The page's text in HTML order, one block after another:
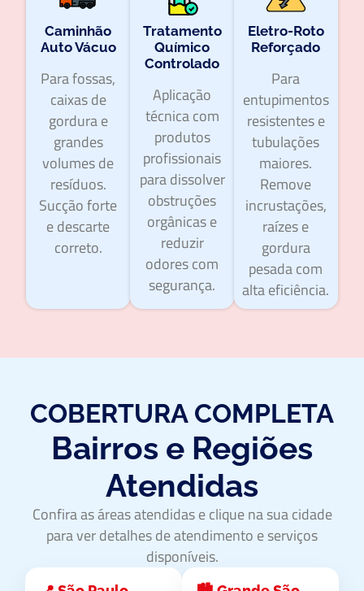
Caminhão
Auto Vácuo
Para fossas,
caixas de
gordura e
grandes
volumes de
resíduos.
Sucção forte
e descarte
correto.
Tratamento
Químico
Controlado
Aplicação
técnica com
produtos
profissionais
para dissolver
obstruções
orgânicas e
reduzir
odores com
segurança.
Eletro-Roto
Reforçado
Para
entupimentos
resistentes e
tubulações
maiores.
Remove
incrustações,
raízes e
gordura
pesada com
alta eficiência.
COBERTURA COMPLETA
Bairros e Regiões
Atendidas
Confira as áreas atendidas e clique na sua cidade
para ver detalhes de atendimento e serviços
disponíveis.